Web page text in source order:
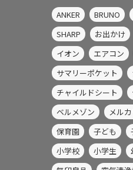
ANKER BRUNO
SHARP
お出かけ
イオン
エアコン
サマリーポケット
チャイルドシート
ベルメゾン
メルカ
保育園
子ども
小学校
小学生